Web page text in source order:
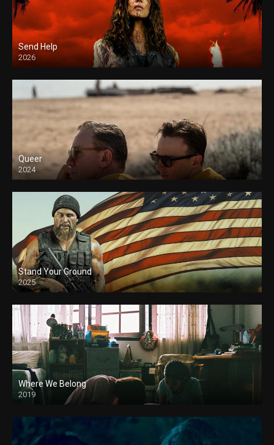
Send Help
2026
Queer
2024
Stand Your Ground
2025
Where We Belong
2019